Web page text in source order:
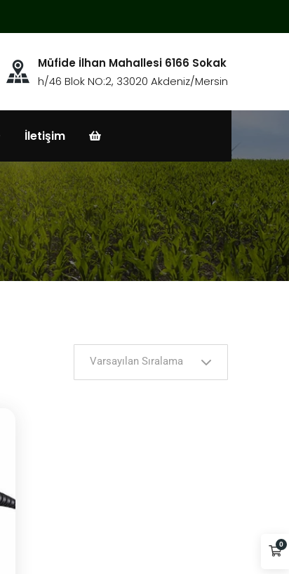
Müfide İlhan Mahallesi 6166 Sokak
h/46 Blok NO:2, 33020 Akdeniz/Mersin
İletişim
Varsayılan Sıralama
0